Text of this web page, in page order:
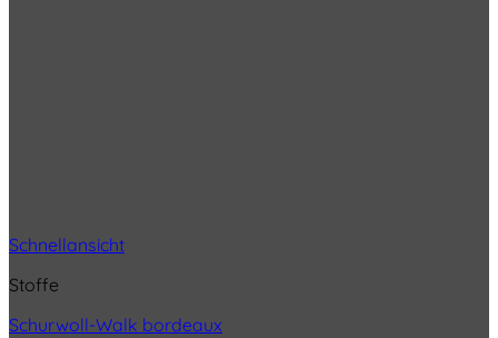
Schnellansicht
Stoffe
Schurwoll-Walk bordeaux